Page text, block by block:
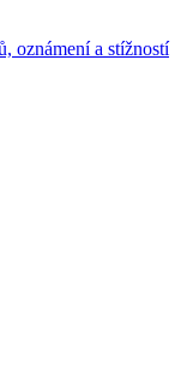
oznámení a stížností